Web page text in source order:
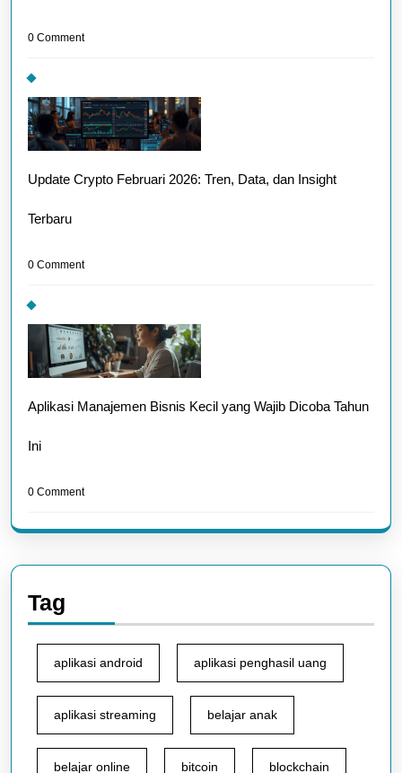
0 Comment
Update Crypto Februari 2026: Tren, Data, dan Insight
Terbaru
0 Comment
Aplikasi Manajemen Bisnis Kecil yang Wajib Dicoba Tahun
Ini
0 Comment
Tag
aplikasi android aplikasi penghasil uang
aplikasi streaming belajar anak
belajar online bitcoin blockchain